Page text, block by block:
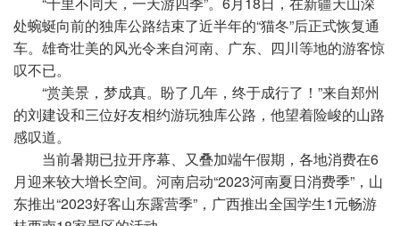
处蜿蜒向前的独库公路结束了近半年的“猫冬”后正式恢复通
车。雄奇壮美的风光令来自河南、广东、四川等地的游客惊
叹不已。
“赏美景，梦成真。盼了几年，终于成行了！”来自郑州
的刘建设和三位好友相约游玩独库公路，他望着险峻的山路
感叹道。
当前暑期已拉开序幕、又叠加端午假期，各地消费在6
月迎来较大增长空间。河南启动“2023河南夏日消费季”，山
东推出“2023好客山东露营季”，广西推出全国学生1元畅游